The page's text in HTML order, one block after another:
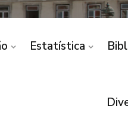
Estatística
DANO